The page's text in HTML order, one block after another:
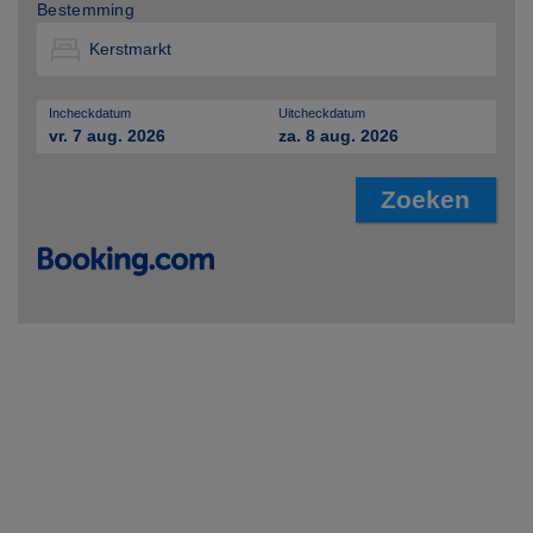
Bestemming
Incheckdatum
vr. 7 aug. 2026
Uitcheckdatum
za. 8 aug. 2026